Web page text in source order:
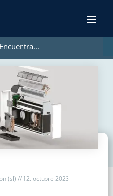
(sl) // 12. octubre 2023